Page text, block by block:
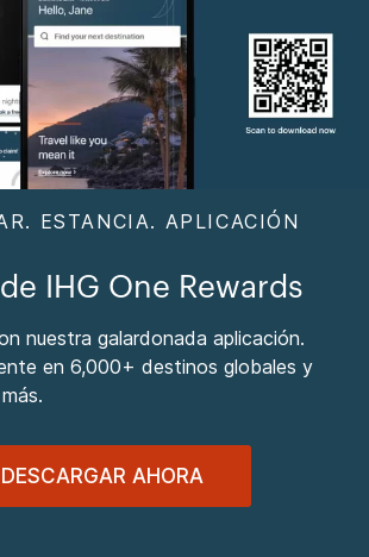
ESTANCIA. APLICACIÓN
IHG One Rewards
nuestra galardonada aplicación.
en 6,000+ destinos globales y
DESCARGAR AHORA